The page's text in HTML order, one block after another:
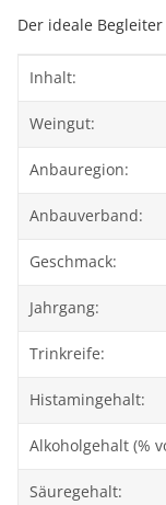
Der ideale
Wert
Inhalt:
Weingut:
Anbauregion:
Anbauverband:
Geschmack:
Jahrgang:
Trinkreife:
Histamingehalt:
Alkoholgehalt (%
Säuregehalt: